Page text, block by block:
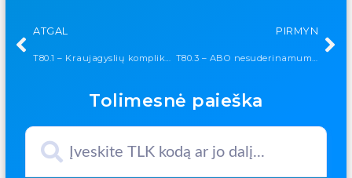
ATGAL
T80.1 – Kraujagyslių komplikacijos po infuzijos, transfuzijos ir gydomosios injekcijos
PIRMYN
T80.3 – ABO nesuderinamumo reakcija
Tolimesnė paieška